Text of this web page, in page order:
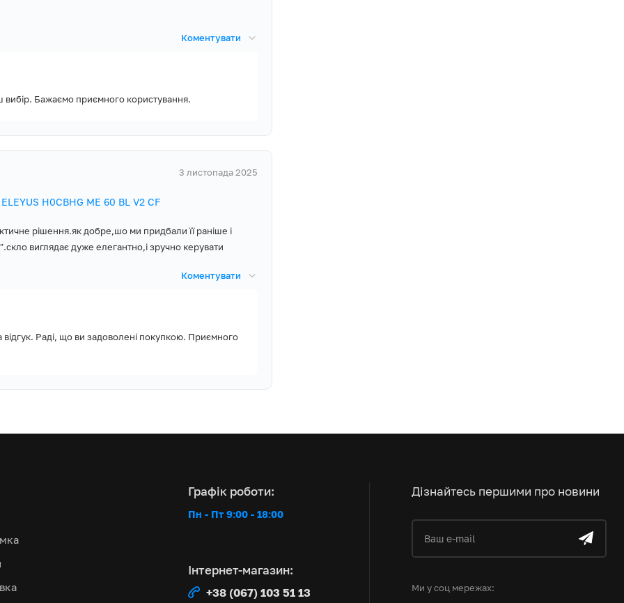
комплект
газу,
Обирати вам,
жиклерів та
центрів в
Коментувати
вибір. Бажаємо приємного користування.
3 листопада 2025
H0СBHG ME 60 BL V2 CF
рішення.як добре,шо ми придбали її раніше і
виглядає дуже елегантно,і зручно керувати
Коментувати
Раді, що ви задоволені покупкою. Приємного
Графік роботи:
Пн - Пт 9:00 - 18:00
Інтернет-магазин:
+38 (067) 103 51 13
Дізнайтесь першими про новини
Ми у соц мережах: